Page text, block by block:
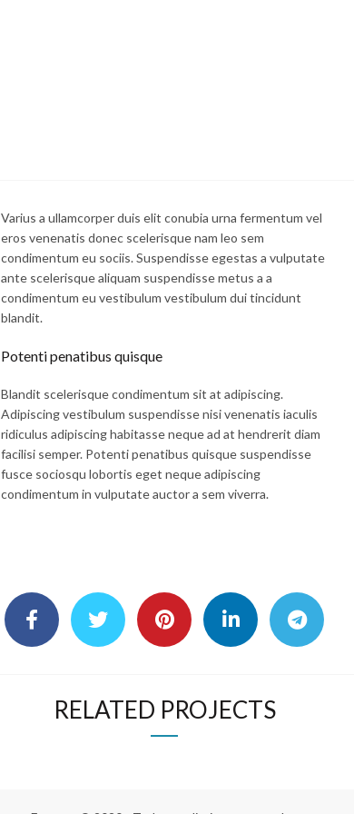
Varius a ullamcorper duis elit conubia urna fermentum vel
eros venenatis donec scelerisque nam leo sem
condimentum eu sociis. Suspendisse egestas a vulputate
ante scelerisque aliquam suspendisse metus a a
condimentum eu vestibulum vestibulum dui tincidunt
blandit.
Potenti penatibus quisque
Blandit scelerisque condimentum sit at adipiscing.
Adipiscing vestibulum suspendisse nisi venenatis iaculis
ridiculus adipiscing habitasse neque ad at hendrerit diam
facilisi semper. Potenti penatibus quisque suspendisse
fusce sociosqu lobortis eget neque adipiscing
condimentum in vulputate auctor a sem viverra.
RELATED PROJECTS